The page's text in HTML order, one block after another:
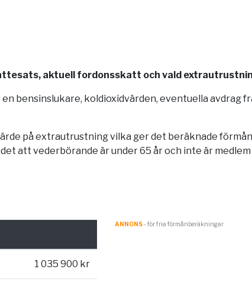
aktuell fordonsskatt och vald
bensinslukare, koldioxidvärden, eventuella avdrag
på extrautrustning vilka ger det beräknade
att vederbörande är under 65 år och inte är medlem
1 035 900 kr
ANNONS- för fria förmånberäkningar